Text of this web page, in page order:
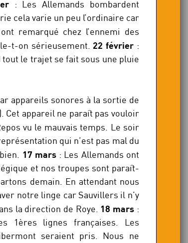
: Les Allemands bombardent
cela varie un peu l’ordinaire car
remarqué chez l’ennemi des
t-on sérieusement. 22 février :
le trajet se fait sous une pluie
appareils sonores à la sortie de
appareil ne paraît pas vouloir
vu le mauvais temps. Le soir
qui n’est pas mal du
17 mars: Les Allemands ont
et nos troupes sont paraît-
demain. En attendant nous
notre linge car Sauvillers il n’y
la direction de Roye. 18 mars :
1ères lignes françaises. Les
seraient pris. Nous ne